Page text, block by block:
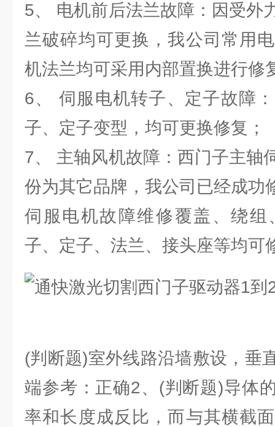
5、 电机前后法兰故障：因受外
兰破碎均可更换，我公司常用
机法兰均可采用内部置换进行修
6、 伺服电机转子、定子故障
子、定子变型，均可更换修复；
7、 主轴风机故障：西门子主轴
份为其它品牌，我公司已经成功
伺服电机故障维修覆盖、绕组
子、定子、法兰、接头座等均可
(判断题)室外线路沿墙敷设，垂
端参考：正确2、(判断题)导体
率和长度成反比，而与其横截